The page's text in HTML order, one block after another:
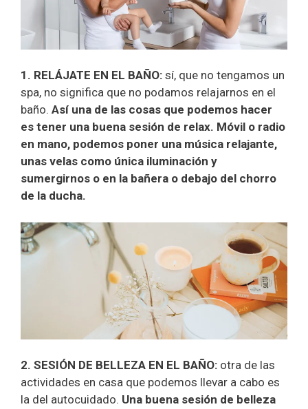
1. RELÁJATE EN EL BAÑO: sí, que no tengamos un
spa, no significa que no podamos relajarnos en el
baño. Así una de las cosas que podemos hacer
es tener una buena sesión de relax. Móvil o radio
en mano, podemos poner una música relajante,
unas velas como única iluminación y
sumergirnos o en la bañera o debajo del chorro
de la ducha.
2. SESIÓN DE BELLEZA EN EL BAÑO: otra de las
actividades en casa que podemos llevar a cabo es
la del autocuidado. Una buena sesión de belleza